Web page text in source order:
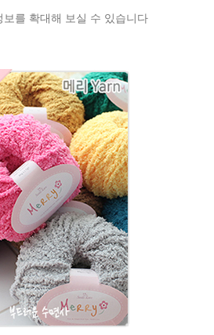
보를 확대해 보실 수 있습니다